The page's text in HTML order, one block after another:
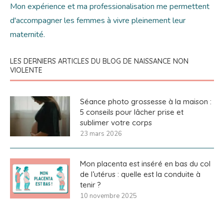
Mon expérience et ma professionalisation me permettent
d'accompagner les femmes à vivre pleinement leur
maternité.
LES DERNIERS ARTICLES DU BLOG DE NAISSANCE NON
VIOLENTE
Séance photo grossesse à la maison :
5 conseils pour lâcher prise et
sublimer votre corps
23 mars 2026
Mon placenta est inséré en bas du col
de l’utérus : quelle est la conduite à
tenir ?
10 novembre 2025